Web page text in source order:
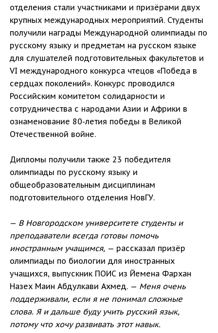
отделения стали участниками и призёрами двух
крупных международных мероприятий. Студенты
получили награды Международной олимпиады по
русскому языку и предметам на русском языке
для слушателей подготовительных факультетов и
VI международного конкурса чтецов «Победа в
сердцах поколений». Конкурс проводился
Российским комитетом солидарности и
сотрудничества с народами Азии и Африки в
ознаменование 80-летия победы в Великой
Отечественной войне.
Дипломы получили также 23 победителя
олимпиады по русскому языку и
общеобразовательным дисциплинам
подготовительного отделения НовГУ.
— В Новгородском университете студенты и
преподаватели всегда готовы помочь
иностранным учащимся, — рассказал призёр
олимпиады по биологии для иностранных
учащихся, выпускник ПОИС из Йемена Фархан
Назех Маин Абдулкави Ахмед. — Меня очень
поддерживали, если я не понимал сложные
слова. Я и дальше буду учить русский язык,
потому что хочу развивать этот навык.